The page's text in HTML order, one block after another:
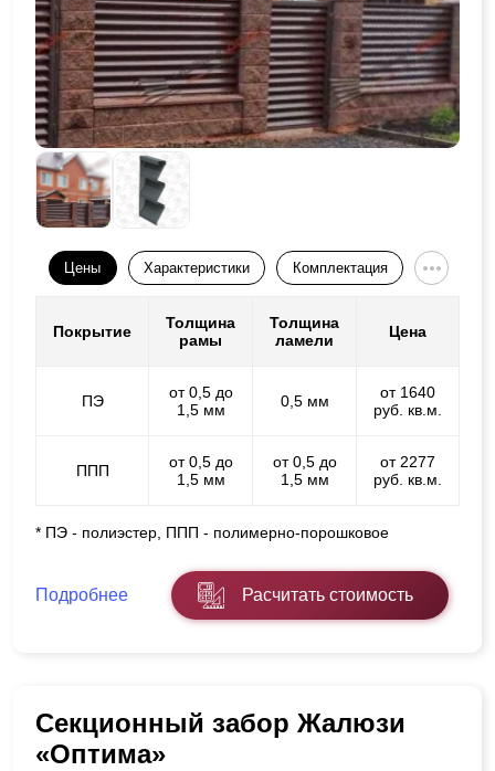
Цены Характеристики Комплектация
Покрытие
Толщина
рамы
Толщина
ламели
Цена
ПЭ
от 0,5 до
1,5 мм
0,5 мм
от 1640
руб. кв.м.
ППП
от 0,5 до
1,5 мм
от 0,5 до
1,5 мм
от 2277
руб. кв.м.
* ПЭ - полиэстер, ППП - полимерно-порошковое
Подробнее Расчитать стоимость
Секционный забор Жалюзи
«Оптима»